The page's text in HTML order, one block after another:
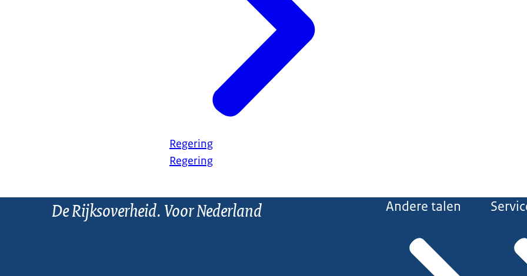
Regering
Regering
De Rijksoverheid. Voor Nederland Andere talen